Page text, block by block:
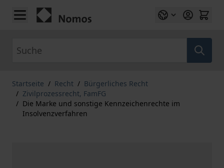
Zum Inhalt springen
Startseite / Recht / Bürgerliches Recht
/ Zivilprozessrecht, FamFG
/ Die Marke und sonstige Kennzeichenrechte im
Insolvenzverfahren